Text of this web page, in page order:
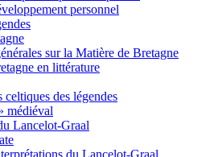
personnel
sur la Matière de Bretagne
en littérature
celtiques des légendes
médiéval
Lancelot-Graal
du Lancelot-Graal